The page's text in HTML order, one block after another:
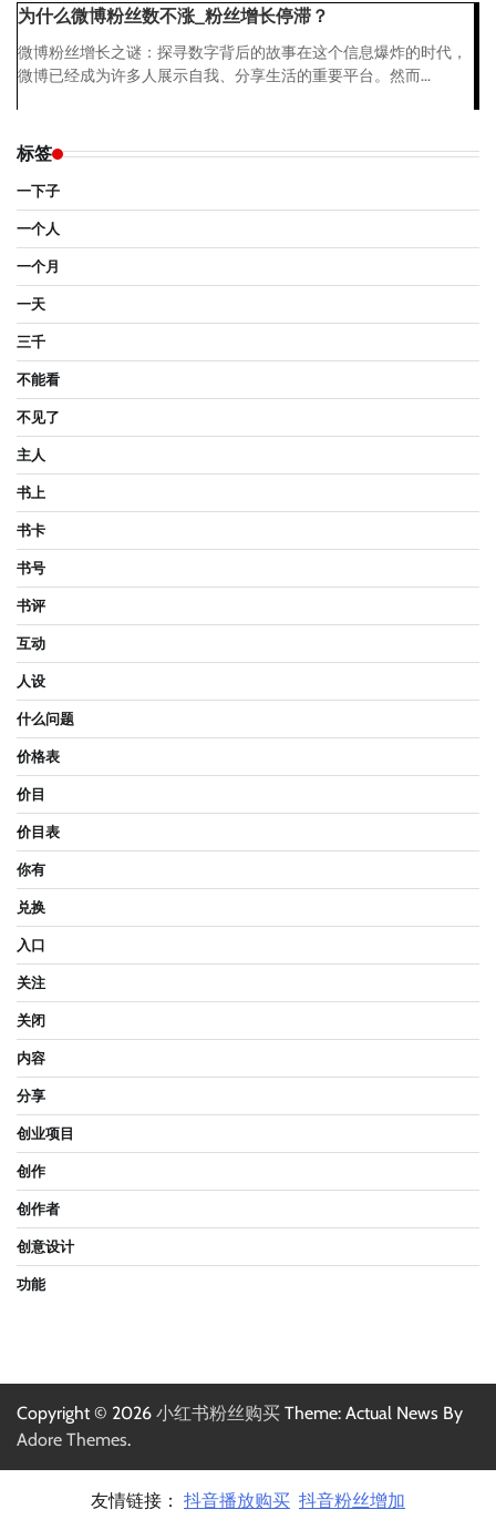
为什么微博粉丝数不涨_粉丝增长停滞？
微博粉丝增长之谜：探寻数字背后的故事在这个信息爆炸的时代，
微博已经成为许多人展示自我、分享生活的重要平台。然而...
标签
一下子
一个人
一个月
一天
三千
不能看
不见了
主人
书上
书卡
书号
书评
互动
人设
什么问题
价格表
价目
价目表
你有
兑换
入口
关注
关闭
内容
分享
创业项目
创作
创作者
创意设计
功能
Copyright © 2026 小红书粉丝购买 Theme: Actual News By
Adore Themes.
友情链接： 抖音播放购买 抖音粉丝增加